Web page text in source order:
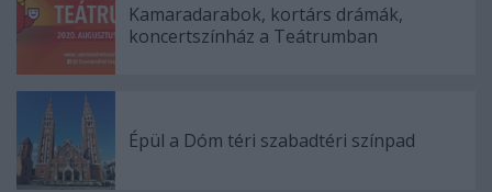
Kamaradarabok, kortárs drámák,
koncertszínház a Teátrumban
Épül a Dóm téri szabadtéri színpad